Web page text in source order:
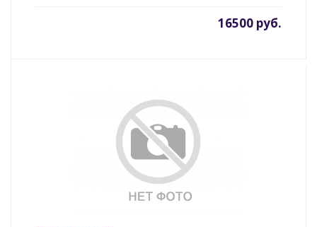
16500 руб.